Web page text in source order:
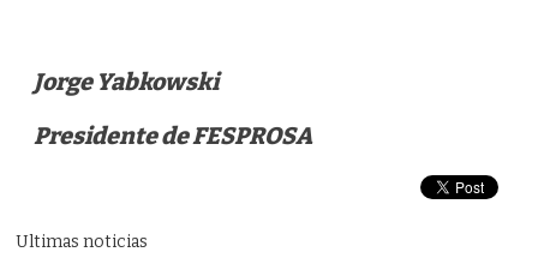
Jorge Yabkowski
Presidente de FESPROSA
Ultimas noticias